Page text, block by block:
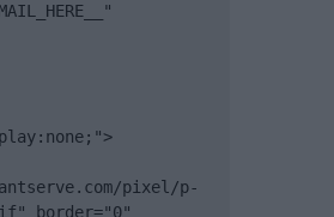
pixel/p-
border="0"